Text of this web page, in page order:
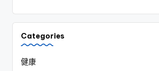
Categories
健康